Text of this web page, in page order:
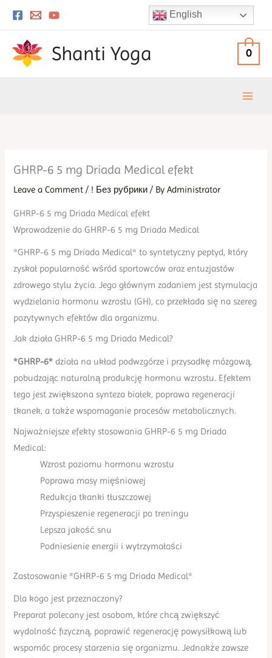
content
English
Shanti Yoga 0
GHRP-6 5 mg Driada Medical efekt
Leave a Comment / ! Без рубрики / ByAdministrator
GHRP-6 5 mg Driada Medical efekt
Wprowadzenie do GHRP-6 5 mg Driada Medical
*GHRP-6 5 mg Driada Medical* to syntetyczny peptyd, który
zyskał popularność wśród sportowców oraz entuzjastów
zdrowego stylu życia. Jego głównym zadaniem jest stymulacja
wydzielania hormonu wzrostu (GH), co przekłada się na szereg
pozytywnych efektów dla organizmu.
Jak działa GHRP-6 5 mg Driada Medical?
*GHRP-6* działa na układ podwzgórze i przysadkę mózgową,
pobudzając naturalną produkcję hormonu wzrostu. Efektem
tego jest zwiększona synteza białek, poprawa regeneracji
tkanek, a także wspomaganie procesów metabolicznych.
Najważniejsze efekty stosowania GHRP-6 5 mg Driada
Medical:
Wzrost poziomu hormonu wzrostu
Poprawa masy mięśniowej
Redukcja tkanki tłuszczowej
Przyspieszenie regeneracji po treningu
Lepsza jakość snu
Podniesienie energii i wytrzymałości
Zastosowanie *GHRP-6 5 mg Driada Medical*
Dla kogo jest przeznaczony?
Preparat polecany jest osobom, które chcą zwiększyć
wydolność fizyczną, poprawić regenerację powysiłkową lub
wspomóc procesy starzenia się organizmu. Jednakże zawsze